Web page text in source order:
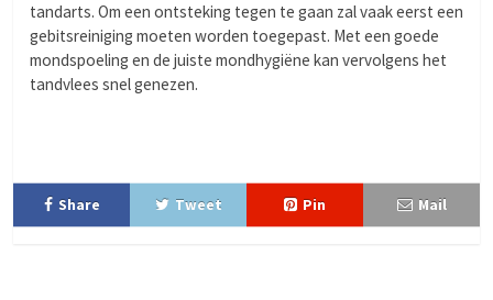
tandarts. Om een ontsteking tegen te gaan zal vaak eerst een
gebitsreiniging moeten worden toegepast. Met een goede
mondspoeling en de juiste mondhygiëne kan vervolgens het
tandvlees snel genezen.
Share Tweet Pin Mail